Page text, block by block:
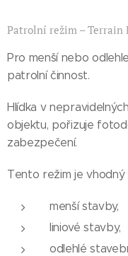
Patrolní režim – Terrain
Pro menší nebo
patrolní činnost.
Hlídka v
objektu, pořizuje
zabezpečení.
Tento režim je vhodný
menší stavby,
liniové stavby,
odlehlé